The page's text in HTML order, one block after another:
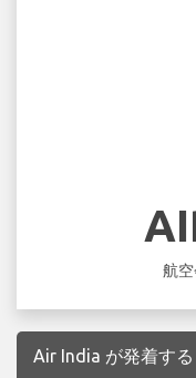
航
Air India が発着す